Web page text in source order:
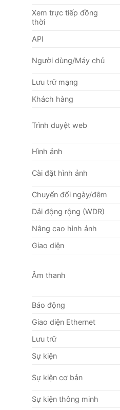
Xem trực tiếp đồng
thời
API
Người dùng/Máy chủ
Lưu trữ mạng
Khách hàng
Trình duyệt web
Hình ảnh
Cài đặt hình ảnh
Chuyển đổi ngày/đêm
Dải động rộng (WDR)
Nâng cao hình ảnh
Giao diện
Âm thanh
Báo động
Giao diện Ethernet
Lưu trữ
Sự kiện
Sự kiện cơ bản
Sự kiện thông minh